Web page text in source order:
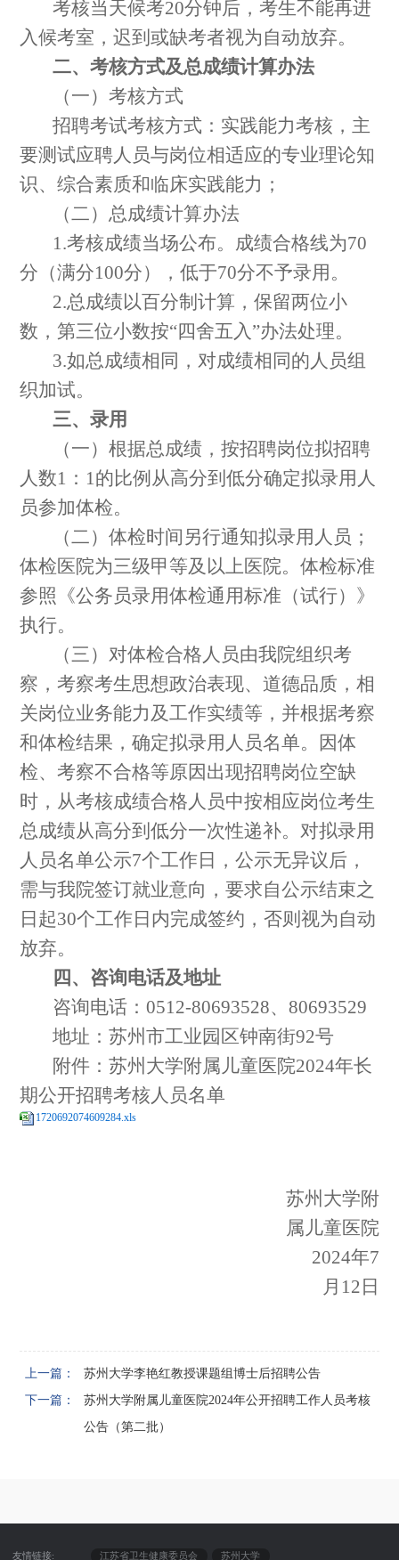
考核当天候考20分钟后，考生不能再进
入候考室，迟到或缺考者视为自动放弃。
二、考核方式及总成绩计算办法
（一）考核方式
招聘考试考核方式： 实践能力考核， 主
要测试应聘人员与岗位相适应的专业理论知
识、综合素质和临床实践能力 ；
（二）总成绩计算办法
1.考核成绩当场公布。成绩合格线为70
分（满分100分），低于70分不予录用。
2.总成绩以百分制计算，保留两位小
数，第三位小数按“四舍五入”办法处理。
3.如总成绩相同，对成绩相同的人员组
织加试。
三、录用
（一）根据总成绩，按招聘岗位拟招聘
人数1 ： 1的比例从高分到低分确定拟录用人
员参加体检。
（二）体检时间另行通知拟录用人员；
体检医院为三级甲等及以上医院。体检标准
参照《公务员录用体检通用标准（试行）》
执行。
（三）对体检合格人员由我院组织考
察，考察考生思想政治表现、道德品质，相
关岗位业务能力及工作实绩等，并根据考察
和体检结果，确定拟录用人员名单。
因体
检、考察不合格等原因出现招聘岗位空缺
时，从考核成绩合格人员中按相应岗位考生
总成绩从高分到低分一次性递补。对拟录用
人员名单公示7个工作日，公示无异议后，
需与我院签订就业意向，要求自公示结束之
日起30个工作日内完成签约，否则视为自动
放弃。
四、咨询电话及地址
咨询电话：0512-80693528、80693529
地址：苏州市工业园区钟南街92号
附件：苏州大学附属儿童医院2024年长
期公开招聘考核人员名单
1720692074609284.xls
苏州大学附
属儿童医院
2024年7
月 12 日
上一篇：
苏州大学李艳红教授课题组博士后招聘公告
下一篇：
苏州大学附属儿童医院2024年公开招聘工作人员考核
公告（第二批）
友情链接: 江苏省卫生健康委员会 苏州大学